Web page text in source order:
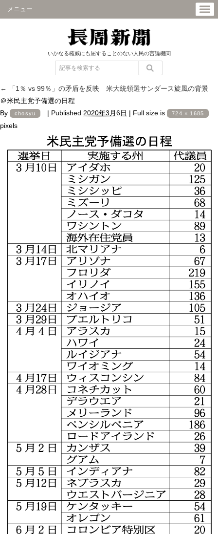
メニュー
いかなる権威にも屈することのない人民の言論機関
←
「1％ vs 99％」の矛盾を反映 米大統領選サンダース旋風の背景
＠米民主党予備選の日程
By
chosyu | Published 2020年3月6日 | Full size is 724 × 1685
pixels